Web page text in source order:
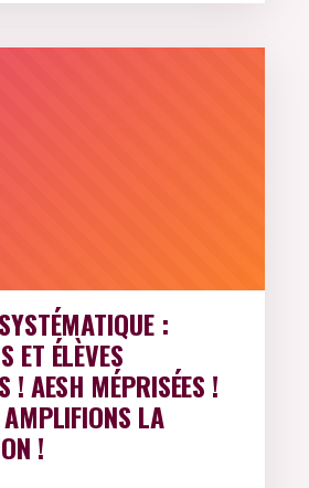
:
ET ÉLÈVES
! AESH MÉPRISÉES !
LA
!